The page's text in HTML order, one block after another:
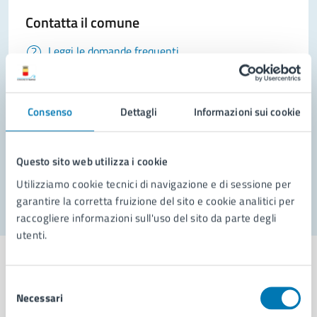
Consenso Dettagli Informazioni sui cookie
Questo sito web utilizza i cookie
Utilizziamo cookie tecnici di navigazione e di sessione per
garantire la corretta fruizione del sito e cookie analitici per
raccogliere informazioni sull'uso del sito da parte degli
utenti.
delNecessari
Contatta il comune
Leggi le domande frequenti
Prenota appuntamento